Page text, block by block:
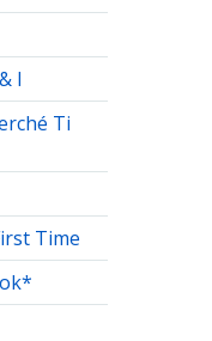
I
Ti
Time